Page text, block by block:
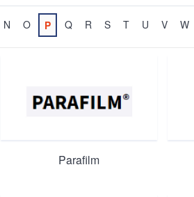
N O P Q R S T U V W
Parafilm